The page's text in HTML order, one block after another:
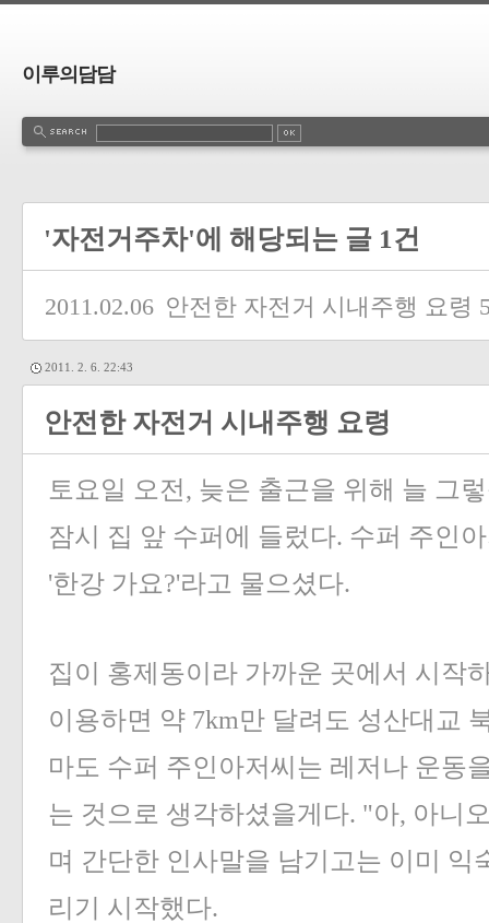
이루의담담
'자전거주차'에 해당되는 글 1건
2011.02.06 안전한 자전거 시내주행 요령
2011. 2. 6. 22:43
안전한 자전거 시내주행 요령
토요일 오전, 늦은 출근을 위해 늘 그
잠시 집 앞 수퍼에 들렀다. 수퍼 주인
'한강 가요?'라고 물으셨다.
집이 홍제동이라 가까운 곳에서 시작
이용하면 약 7km만 달려도 성산대교
마도 수퍼 주인아저씨는 레저나 운동
는 것으로 생각하셨을게다. "아, 아니
며 간단한 인사말을 남기고는 이미 익
리기 시작했다.